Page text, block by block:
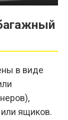
в виде
или ящиков.